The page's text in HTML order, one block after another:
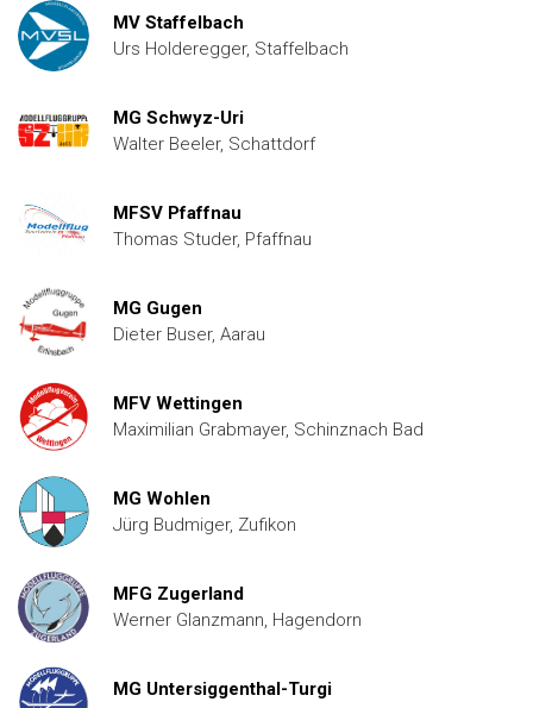
MV Staffelbach
Urs Holderegger, Staffelbach
MG Schwyz-Uri
Walter Beeler, Schattdorf
MFSV Pfaffnau
Thomas Studer, Pfaffnau
MG Gugen
Dieter Buser, Aarau
MFV Wettingen
Maximilian Grabmayer, Schinznach Bad
MG Wohlen
Jürg Budmiger, Zufikon
MFG Zugerland
Werner Glanzmann, Hagendorn
MG Untersiggenthal-Turgi